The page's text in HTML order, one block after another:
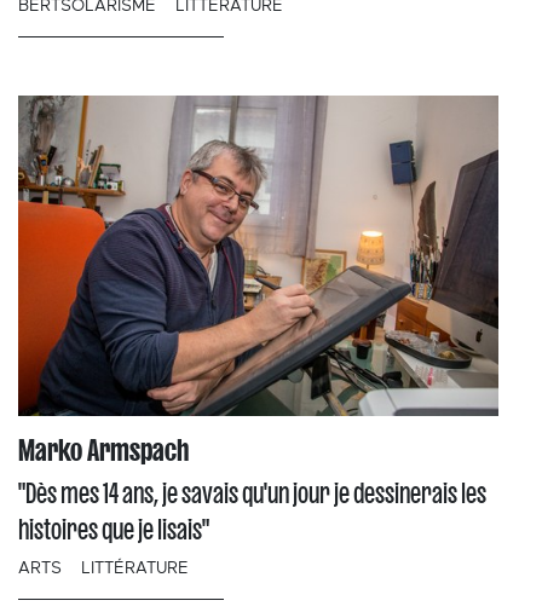
BERTSOLARISME LITTÉRATURE
Marko Armspach
"Dès mes 14 ans, je savais qu'un jour je dessinerais les
histoires que je lisais"
ARTS LITTÉRATURE